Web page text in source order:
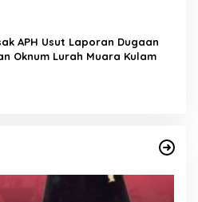
Oknum Lurah Muara Kulam